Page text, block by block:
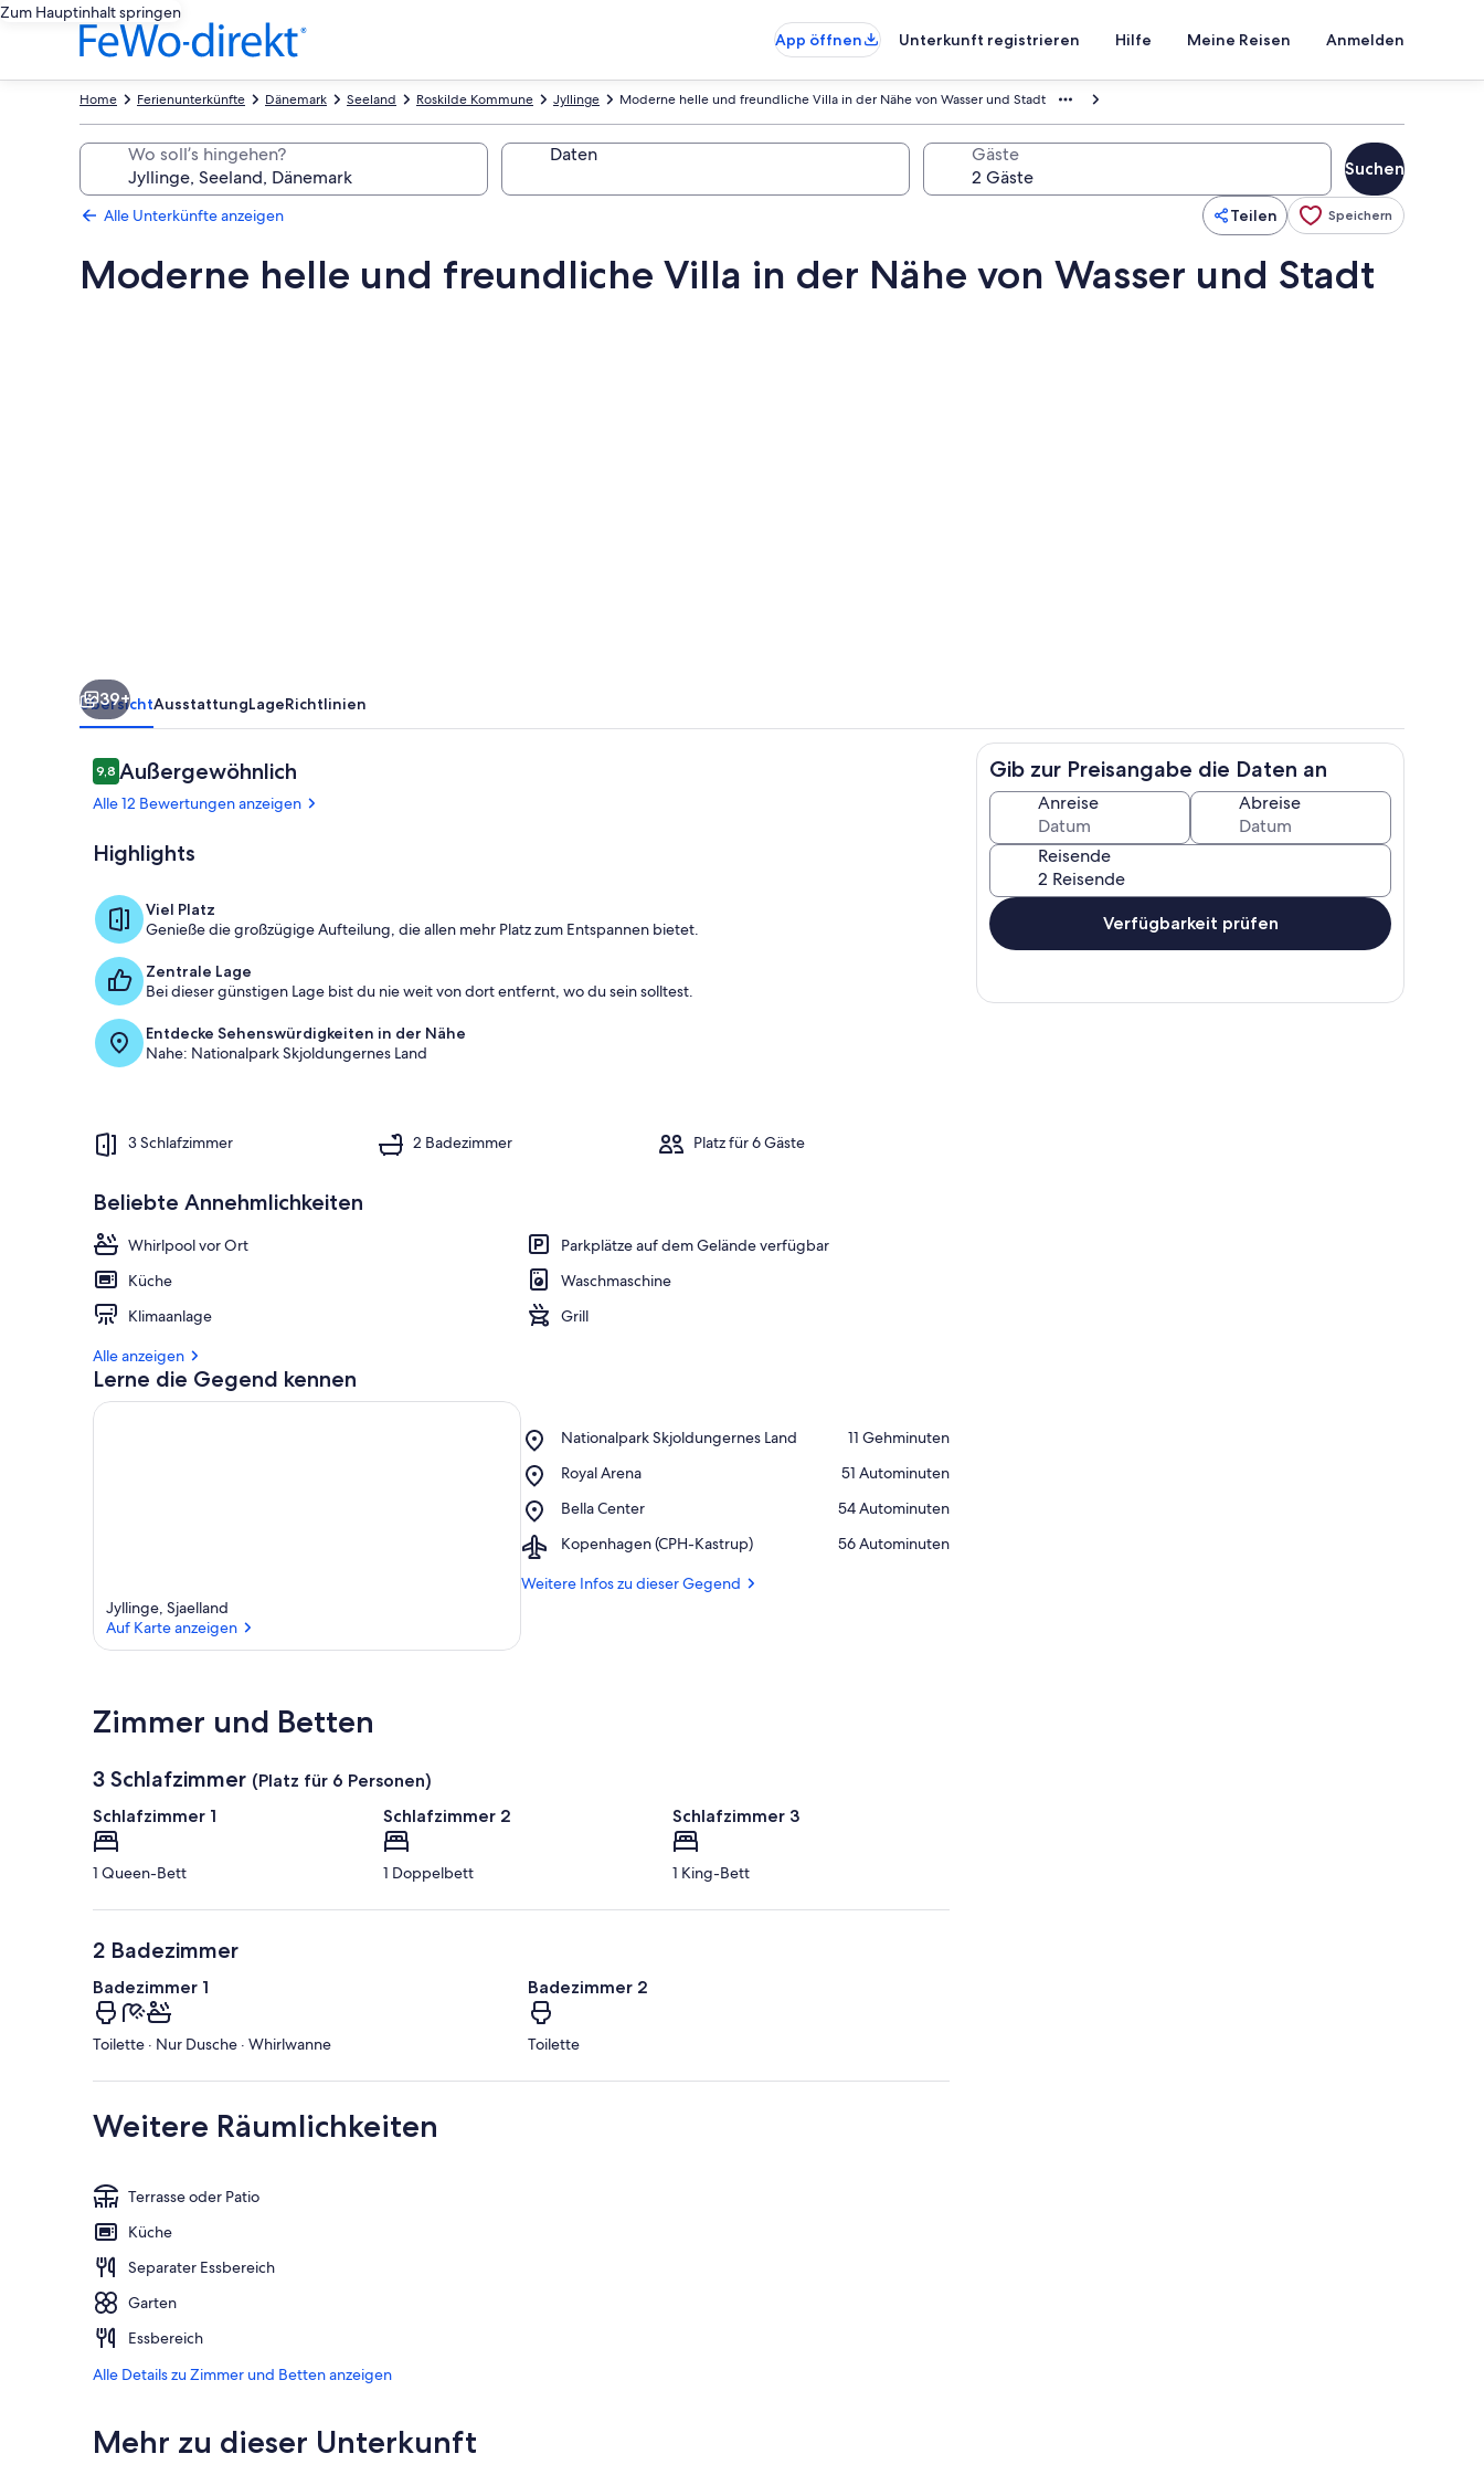
Zum Hauptinhalt springen
App öffnen
Unterkunft registrieren Hilfe Meine Reisen Anmelden
Moderne helle und freundliche Villa in der Nähe von Wasser und Stadt
Jyllinge
Roskilde Kommune
Seeland
Dänemark
Ferienunterkünfte
Home
Wo soll’s hingehen? Daten Gäste
Suchen
Alle Unterkünfte anzeigen Teilen Speichern
Moderne helle und freundliche Villa in der Nähe von Wasser und Stadt
Wasser
und
Stadt
Innenbereich Eigene Küche
39+
ÜbersichtAusstattungLageRichtlinien
Bewertungen
9,89,8 von 10.
Außergewöhnlich
Alle 12 Bewertungen anzeigen
Highlights
Viel Platz
Genieße die großzügige Aufteilung, die allen mehr Platz zum Entspannen bietet.
Zentrale Lage
Bei dieser günstigen Lage bist du nie weit von dort entfernt, wo du sein solltest.
Entdecke Sehenswürdigkeiten in der Nähe
Nahe: Nationalpark Skjoldungernes Land
3 Schlafzimmer 2 Badezimmer Platz für 6 Gäste
Beliebte Annehmlichkeiten
Whirlpool vor Ort
Parkplätze auf dem Gelände verfügbar
Küche
Waschmaschine
Klimaanlage
Grill
Alle anzeigen
Lerne die Gegend kennen
Jyllinge, Sjaelland
Auf Karte anzeigen
Nationalpark Skjoldungernes Land
Place,
Skjoldungernes
‪11 Gehminuten‬
Royal Arena
Place,
Arena
‪51 Autominuten‬
Bella Center
Place,
Center
‪54 Autominuten‬
Kopenhagen (CPH-Kastrup)
Airport,
(CPH-
‪56 Autominuten‬
Weitere Infos zu dieser Gegend
Zimmer und Betten
3 Schlafzimmer (Platz für 6 Personen)
Schlafzimmer 1
1 Queen-Bett
Schlafzimmer 2
1 Doppelbett
Schlafzimmer 3
1 King-Bett
2 Badezimmer
Badezimmer 1
Toilette · Nur Dusche · Whirlwanne
Badezimmer 2
Toilette
Weitere Räumlichkeiten
Terrasse oder Patio
Küche
Separater Essbereich
Garten
Essbereich
Alle Details zu Zimmer und Betten anzeigen
Mehr zu dieser Unterkunft
Gib zur Preisangabe die Daten an
Anreise Abreise
Reisende
Verfügbarkeit prüfen